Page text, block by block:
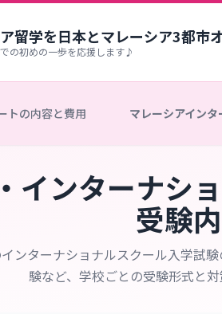
留学を日本とマレーシア3都市
の初めの一歩を応援します♪
トの内容と費用 マレーシアイン
インターナシ
受験
ンターナショナルスクール入学試
験など、学校ごとの受験形式と対